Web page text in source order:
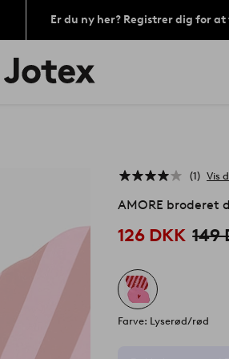
Er du ny her? Registrer dig for
Jotex
logo
1 Vis
AMORE broderet
126 DKK 149
Farve: Lyserød/rød